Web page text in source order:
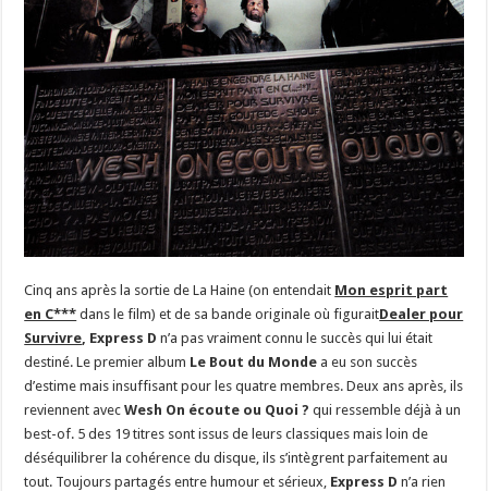
Cinq ans après la sortie de La Haine (on entendait Mon esprit part
en C*** dans le film) et de sa bande originale où figuraitDealer pour
Survivre Express D n’a pas vraiment connu le succès qui lui était
destiné. Le premier album Le Bout du Monde a eu son succès
d’estime mais insuffisant pour les quatre membres. Deux ans après, ils
reviennent avecWesh On écoute ou Quoi ? qui ressemble déjà à un
best-of. 5 des 19 titres sont issus de leurs classiques mais loin de
déséquilibrer la cohérence du disque, ils s’intègrent parfaitement au
tout. Toujours partagés entre humour et sérieux, Express D n’a rien